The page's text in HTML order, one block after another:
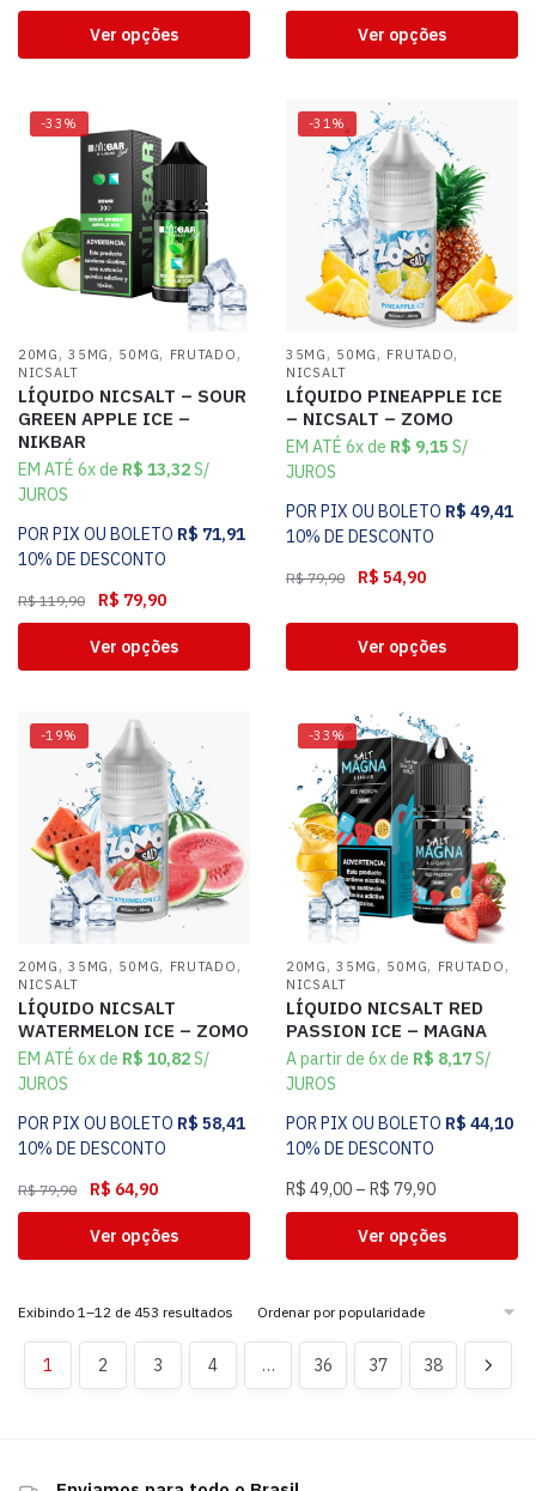
Ver opções Ver opções
-33%
20MG ,35MG , 50MG, FRUTADO ,
NICSALT
LÍQUIDO NICSALT – SOUR
GREEN APPLE ICE –
NIKBAR
EM ATÉ 6x de R$ 13,32S/
JUROS
POR PIX OU BOLETO R$ 71,91
10% DE DESCONTO
R$119,90 R$ 79,90
Ver opções
-31%
35MG , 50MG , FRUTADO,
NICSALT
LÍQUIDO PINEAPPLE ICE
– NICSALT – ZOMO
EM ATÉ 6x de R$ 9,15 S/
JUROS
POR PIX OU BOLETO R$ 49,41
10% DE DESCONTO
R$79,90 R$ 54,90
Ver opções
-19%
20MG ,35MG , 50MG, FRUTADO ,
NICSALT
LÍQUIDO NICSALT
WATERMELON ICE – ZOMO
EM ATÉ 6x de R$ 10,82S/
JUROS
POR PIX OU BOLETO R$ 58,41
10% DE DESCONTO
R$79,90 R$ 64,90
Ver opções
-33%
20MG ,35MG , 50MG, FRUTADO ,
NICSALT
LÍQUIDO NICSALT RED
PASSION ICE – MAGNA
A partir de 6x de R$ 8,17S/
JUROS
POR PIX OU BOLETO R$ 44,10
10% DE DESCONTO
R$ 49,00 – R$ 79,90
Ver opções
Exibindo 1–12 de 453 resultados
1 2 3 4 … 36 37 38